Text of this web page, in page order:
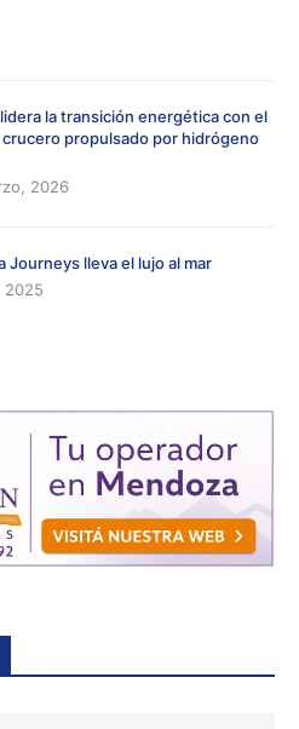
la transición energética con el
crucero propulsado por hidrógeno
2026
Journeys lleva el lujo al mar
2025